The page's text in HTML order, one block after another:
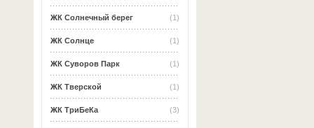
(1)
ЖК Солнечный берег
(1)
ЖК Солнце
(1)
ЖК Суворов Парк
(1)
ЖК Тверской
(3)
ЖК ТриБеКа